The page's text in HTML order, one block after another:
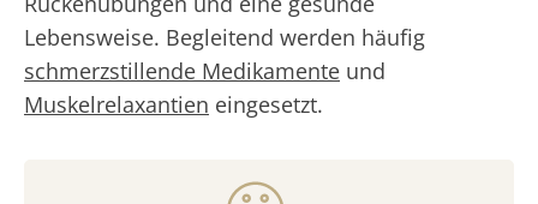
Lebensweise. Begleitend werden häufig
schmerzstillende Medikamente und
Muskelrelaxantien eingesetzt.